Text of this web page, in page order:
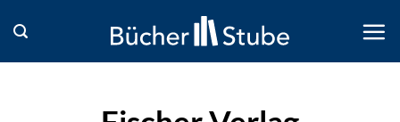
Inhalt
springen